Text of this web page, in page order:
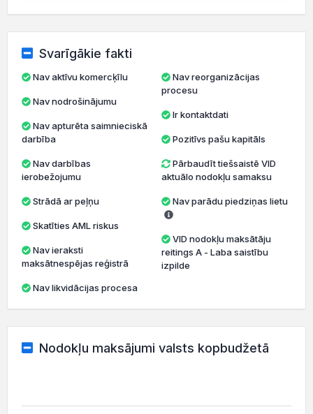
Svarīgākie fakti
Nav aktīvu komercķīlu
Nav nodrošinājumu
darbība
ierobežojumu
Strādā ar peļņu
Skatīties AML riskus
maksātnespējas reģistrā
Nav likvidācijas procesa
Nav reorganizācijas
procesu
Ir kontaktdati
Pozitīvs pašu kapitāls
Pārbaudīt tiešsaistē VID
aktuālo nodokļu samaksu
Nav parādu piedziņas lietu
VID nodokļu maksātāju
reitings A - Laba saistību
izpilde
Nodokļu maksājumi valsts kopbudžetā